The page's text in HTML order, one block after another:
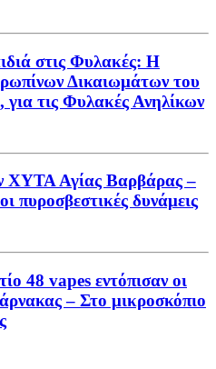
στις Φυλακές: Η
Δικαιωμάτων του
τις Φυλακές Ανηλίκων
ΧΥΤΑ Αγίας Βαρβάρας –
πυροσβεστικές δυνάμεις
48 vapes εντόπισαν οι
– Στο μικροσκόπιο